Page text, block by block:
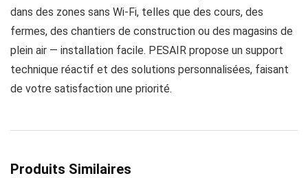
dans des zones sans Wi-Fi, telles que des cours, des
fermes, des chantiers de construction ou des magasins de
plein air — installation facile. PESAIR propose un support
technique réactif et des solutions personnalisées, faisant
de votre satisfaction une priorité.
Produits Similaires